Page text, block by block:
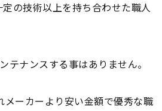
定の技術以上を持ち合わせた職人
テナンスする事はありません。
メーカーより安い金額で優秀な職